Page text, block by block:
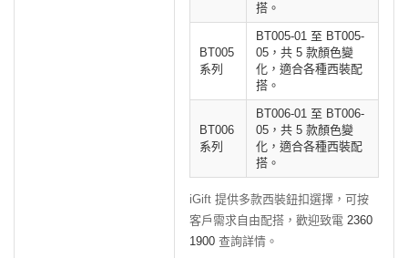
搭。
BT005
系列
BT005-01 至 BT005-
05，共 5 款顏色變
化，適合各種西裝配
搭。
BT006
系列
BT006-01 至 BT006-
05，共 5 款顏色變
化，適合各種西裝配
搭。
iGift 提供多款西裝鈕扣選擇，可按
客戶需求自由配搭，歡迎致電 2360
1900 查詢詳情。